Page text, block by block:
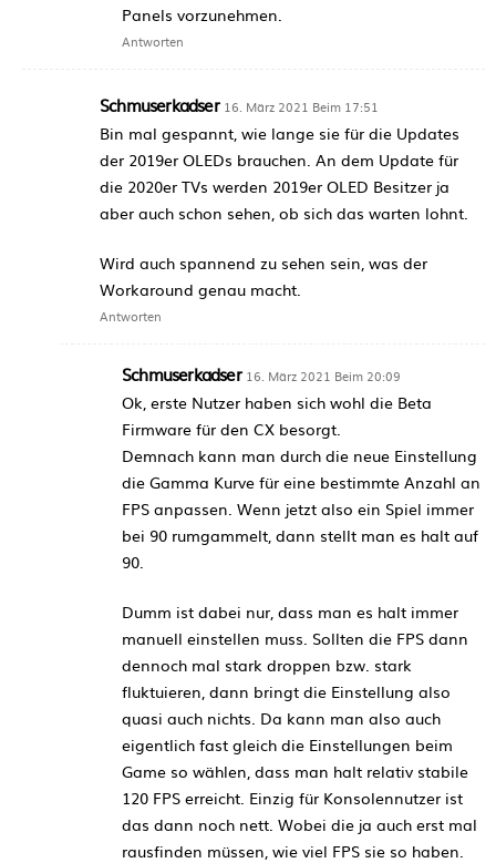
Panels vorzunehmen.
Antworten
Schmuserkadser 16. März 2021 Beim 17:51
Bin mal gespannt, wie lange sie für die Updates
der 2019er OLEDs brauchen. An dem Update für
die 2020er TVs werden 2019er OLED Besitzer ja
aber auch schon sehen, ob sich das warten lohnt.
Wird auch spannend zu sehen sein, was der
Workaround genau macht.
Antworten
Schmuserkadser 16. März 2021 Beim 20:09
Ok, erste Nutzer haben sich wohl die Beta
Firmware für den CX besorgt.
Demnach kann man durch die neue Einstellung
die Gamma Kurve für eine bestimmte Anzahl an
FPS anpassen. Wenn jetzt also ein Spiel immer
bei 90 rumgammelt, dann stellt man es halt auf
90.
Dumm ist dabei nur, dass man es halt immer
manuell einstellen muss. Sollten die FPS dann
dennoch mal stark droppen bzw. stark
fluktuieren, dann bringt die Einstellung also
quasi auch nichts. Da kann man also auch
eigentlich fast gleich die Einstellungen beim
Game so wählen, dass man halt relativ stabile
120 FPS erreicht. Einzig für Konsolennutzer ist
das dann noch nett. Wobei die ja auch erst mal
rausfinden müssen, wie viel FPS sie so haben.